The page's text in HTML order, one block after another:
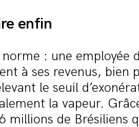
enfin
norme : une employée
à ses revenus, bien
le seuil
la vapeur.
millions de Brésiliens